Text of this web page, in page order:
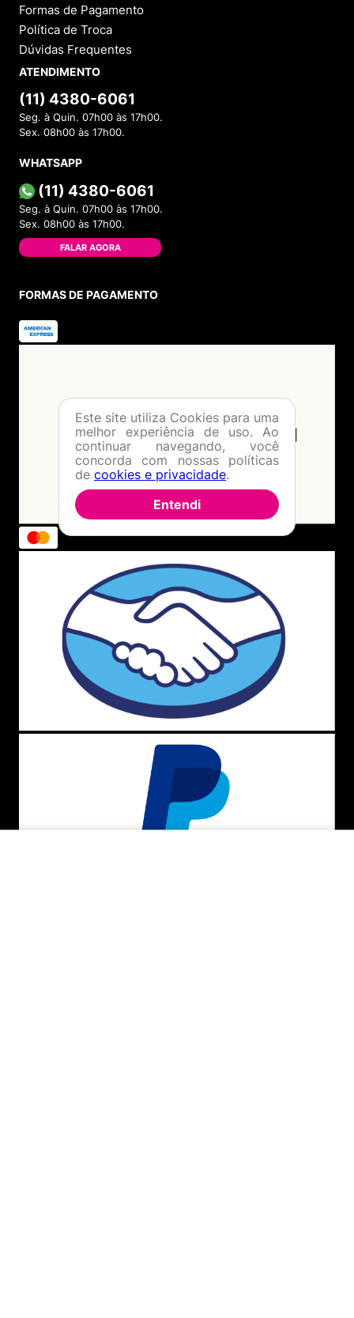
Formas de Pagamento
Política de Troca
Dúvidas Frequentes
ATENDIMENTO
(11) 4380-6061
Seg. à Quin. 07h00 às 17h00.
Sex. 08h00 às 17h00.
WHATSAPP
(11) 4380-6061
Seg. à Quin. 07h00 às 17h00.
Sex. 08h00 às 17h00.
FALAR AGORA
FORMAS DE PAGAMENTO
Este site utiliza Cookies para uma
melhor experiência de uso. Ao
continuar navegando, você
concorda com nossas políticas
de cookies e privacidade.
Entendi